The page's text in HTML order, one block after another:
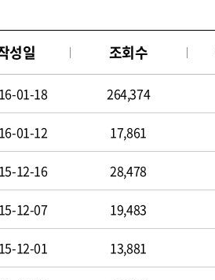
성일 조회수
01-18 264,374
01-12 17,861
12-16 28,478
12-07 19,483
12-01 13,881